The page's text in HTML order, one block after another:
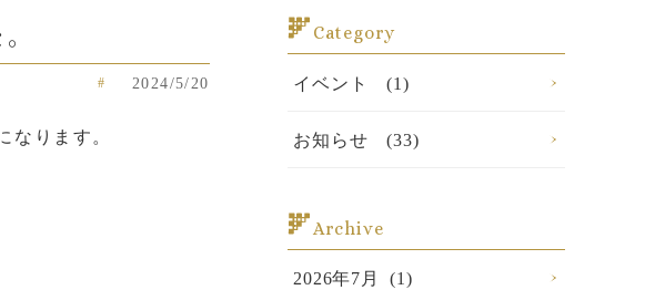
2024/5/20
なります。
Category
イベント (1)
お知らせ (33)
Archive
2026年7月 (1)